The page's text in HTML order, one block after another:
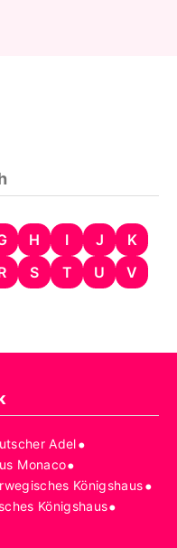
H I J
K
S T U
V
Adel•
Monaco•
Königshaus•
Königshaus•